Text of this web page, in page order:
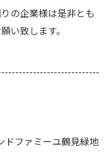
の企業様は是非とも
い致します。
ドファミーユ鶴見緑地